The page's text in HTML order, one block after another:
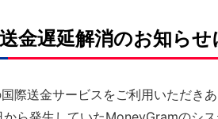
金遅延解消のお知らせ
際送金サービスをご利用いただきあ